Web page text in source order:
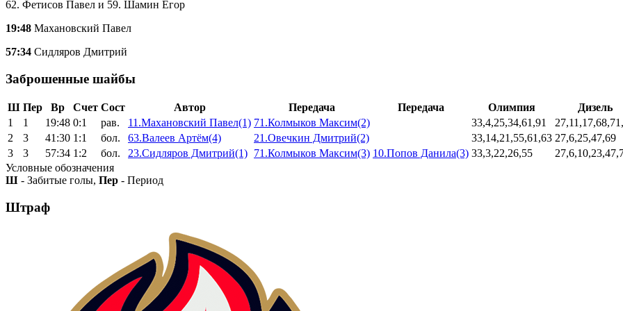
62. Фетисов Павел и 59. Шамин Егор
19:48 Махановский Павел
57:34 Сидляров Дмитрий
Заброшенные шайбы
Ш Пер Вр Счет Сост Автор Передача Передача Олимпия
Дизель
1
1 19:48 0:1 рав. 11.Махановский Павел(1) 71.Колмыков Максим(2) 33,4,25,34,61,91
2
3 41:30 1:1 бол. 63.Валеев Артём(4) 21.Овечкин Дмитрий(2) 33,14,21,55,61,63 27,6,25,47,69
3
3 57:34 1:2 бол. 23.Сидляров Дмитрий(1) 71.Колмыков Максим(3) 10.Попов Данила(3) 33,3,22,26,55
Условные обозначения
Ш - Забитые голы, Пер - Период
Штраф